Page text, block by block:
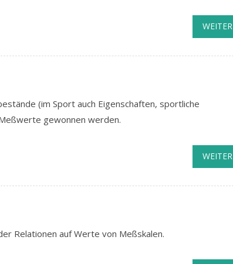
WEITER
(im Sport auch Eigenschaften, sportliche
gewonnen werden.
WEITER
Relationen auf Werte von Meßskalen.